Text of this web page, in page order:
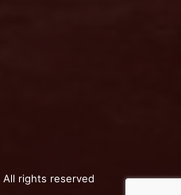
All rights reserved